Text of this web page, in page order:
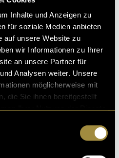
Inhalte und Anzeigen zu
für soziale Medien anbieten
auf unsere Website zu
wir Informationen zu Ihrer
an unsere Partner für
Analysen weiter. Unsere
möglicherweise mit
die Sie ihnen bereitgestellt